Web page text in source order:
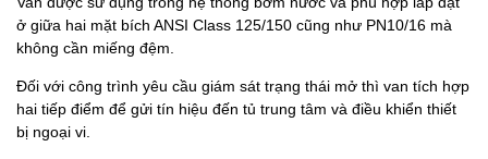
ở giữa hai mặt bích ANSI Class 125/150 cũng như PN10/16 mà
không cần miếng đệm.
Đối với công trình yêu cầu giám sát trạng thái mở thì van tích hợp
hai tiếp điểm để gửi tín hiệu đến tủ trung tâm và điều khiển thiết
bị ngoại vi.